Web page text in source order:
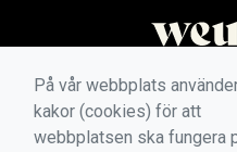
På vår webbplats
kakor (cookies) för att
webbplatsen ska fungera